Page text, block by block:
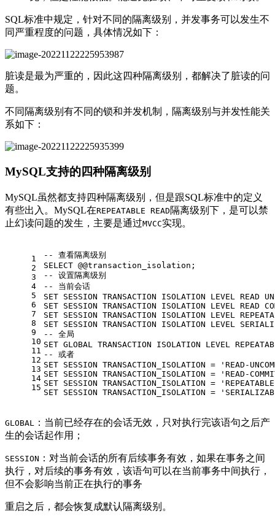
SQL标准中规定，针对不同的隔离级别，并发事务可以发生不
同严重程度的问题，具体情况如下：
脏读是最为严重的，因此这四种隔离级别，都解决了脏读的问
题。
不同隔离级别有不同的锁和并发机制，隔离级别与并发性能关
系如下：
MySQL支持的四种隔离级别
MySQL虽然都支持四种隔离级别，但是跟SQL标准中的定义
有些出入。MySQL在REPEATABLE READ 隔离级别下，是可以禁
止幻读问题的发生，主要是通过MVCC实现。
1
2
3
4
5
6
7
8
9
10
11
12
13
14
15
-- 查看隔离级别
SELECT @@transaction_isolation ;
-- 设置隔离级别
-- 当前会话
SET SESSION TRANSACTION ISOLATION LEVEL READ
SET SESSION TRANSACTION ISOLATION LEVEL READ
SET SESSION TRANSACTION ISOLATION LEVEL
SET SESSION TRANSACTION ISOLATION LEVEL
-- 全局
SET GLOBAL
TRANSACTION ISOLATION LEVEL
-- 或者
SET SESSION TRANSACTION_ISOLATION =
'READ-
SET SESSION TRANSACTION_ISOLATION =
'READ-
SET SESSION TRANSACTION_ISOLATION =
SET SESSION TRANSACTION_ISOLATION =
GLOBAL
：当前已经存在的会话无效，只对执行完该语句之后产
生的会话起作用；
SESSION ：对当前会话的所有后续事务有效，如果在事务之间
执行，对后续的事务有效，该语句可以在当前事务中间执行，
但不会影响当前正在执行的事务
重启之后，都会恢复成默认隔离级别。